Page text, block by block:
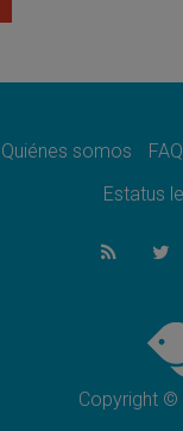
La
La
Quiénes somos FAQ
Estatus
Copyright ©